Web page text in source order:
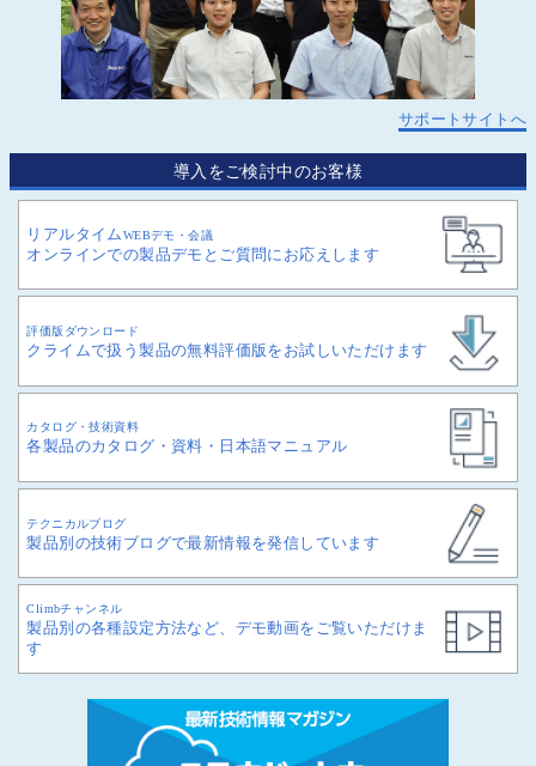
サポートサイトへ
導入をご検討中のお客様
リアルタイムWEBデモ・会議
オンラインでの製品デモとご質問にお応えします
評価版ダウンロード
クライムで扱う製品の無料評価版をお試しいただけます
カタログ・技術資料
各製品のカタログ・資料・日本語マニュアル
テクニカルブログ
製品別の技術ブログで最新情報を発信しています
Climbチャンネル
製品別の各種設定方法など、デモ動画をご覧いただけま
す